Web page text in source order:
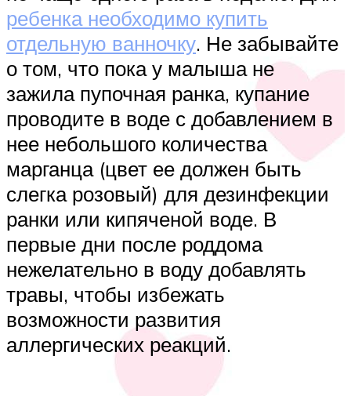
ребенка необходимо купить
отдельную ванночку. Не забывайте
о том, что пока у малыша не
зажила пупочная ранка, купание
проводите в воде с добавлением в
нее небольшого количества
марганца (цвет ее должен быть
слегка розовый) для дезинфекции
ранки или кипяченой воде. В
первые дни после роддома
нежелательно в воду добавлять
травы, чтобы избежать
возможности развития
аллергических реакций.